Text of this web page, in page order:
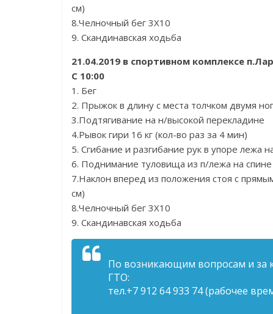
см)
8.Челночный бег 3Х10
9. Скандинавская ходьба
21.04.2019 в спортивном комплексе
С 10:00
1. Бег
2. Прыжок в длину с места толчком двумя
3.Подтягивание на н/высокой перекладине
4.Рывок гири 16 кг (кол-во раз за 4 мин)
5. Сгибание и разгибание рук в упоре лежа
6. Поднимание туловища из п/лежа на спине
7.Наклон вперед из положения стоя с
см)
8.Челночный бег 3Х10
9. Скандинавская ходьба
По возникающим вопросам и за
ГТО:
тел.+7 912 64 933 74 (рабочее